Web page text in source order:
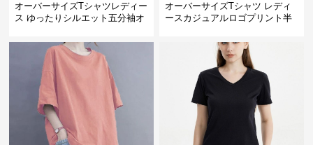
オーバーサイズTシャツレディー
ス ゆったりシルエット五分袖オ
オーバーサイズTシャツ レディ
ースカジュアルロゴプリント半